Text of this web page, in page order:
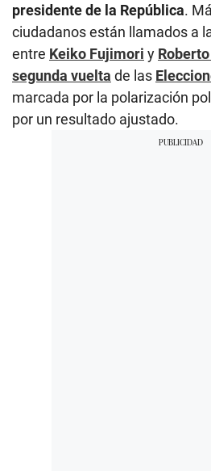
presidente de la República.
ciudadanos están llamados a
entre Keiko Fujimori y
segunda vuelta de las
marcada por la polarización
por un resultado ajustado.